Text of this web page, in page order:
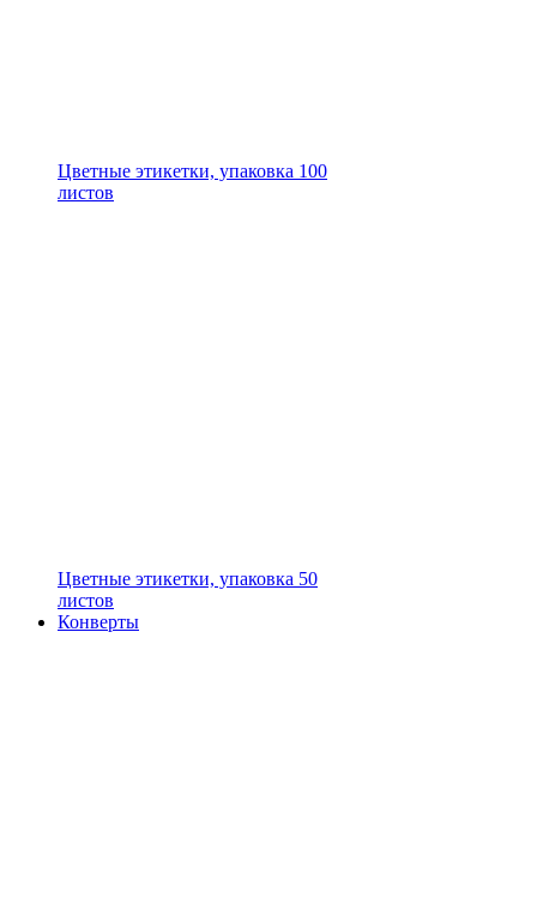
Цветные этикетки, упаковка 100
листов
Цветные этикетки, упаковка 50
листов
Конверты